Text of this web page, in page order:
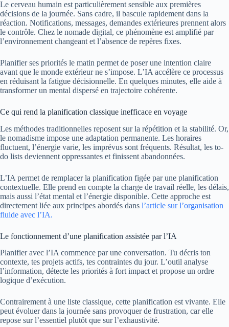
Le cerveau humain est particulièrement sensible aux premières
décisions de la journée. Sans cadre, il bascule rapidement dans la
réaction. Notifications, messages, demandes extérieures prennent alors
le contrôle. Chez le nomade digital, ce phénomène est amplifié par
l’environnement changeant et l’absence de repères fixes.
Planifier ses priorités le matin permet de poser une intention claire
avant que le monde extérieur ne s’impose. L’IA accélère ce processus
en réduisant la fatigue décisionnelle. En quelques minutes, elle aide à
transformer un mental dispersé en trajectoire cohérente.
Ce qui rend la planification classique inefficace en voyage
Les méthodes traditionnelles reposent sur la répétition et la stabilité. Or,
le nomadisme impose une adaptation permanente. Les horaires
fluctuent, l’énergie varie, les imprévus sont fréquents. Résultat, les to-
do lists deviennent oppressantes et finissent abandonnées.
L’IA permet de remplacer la planification figée par une planification
contextuelle. Elle prend en compte la charge de travail réelle, les délais,
mais aussi l’état mental et l’énergie disponible. Cette approche est
directement liée aux principes abordés dans l’article sur l’organisation
fluide avec l’IA.
Le fonctionnement d’une planification assistée par l’IA
Planifier avec l’IA commence par une conversation. Tu décris ton
contexte, tes projets actifs, tes contraintes du jour. L’outil analyse
l’information, détecte les priorités à fort impact et propose un ordre
logique d’exécution.
Contrairement à une liste classique, cette planification est vivante. Elle
peut évoluer dans la journée sans provoquer de frustration, car elle
repose sur l’essentiel plutôt que sur l’exhaustivité.